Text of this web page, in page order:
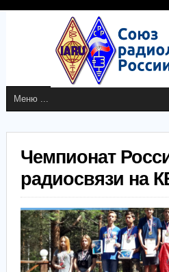
Чемпионат
радиосвязи на